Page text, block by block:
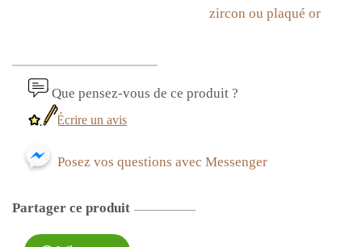
zircon ou plaqué or
Que pensez-vous de ce produit ?
Écrire un avis
Posez vos questions avec Messenger
Partager ce produit